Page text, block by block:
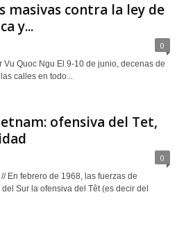
masivas contra la ley de
y...
0
Quoc Ngu El 9-10 de junio, decenas de
calles en todo...
ofensiva del Tet,
0
En febrero de 1968, las fuerzas de
Sur la ofensiva del Têt (es decir del